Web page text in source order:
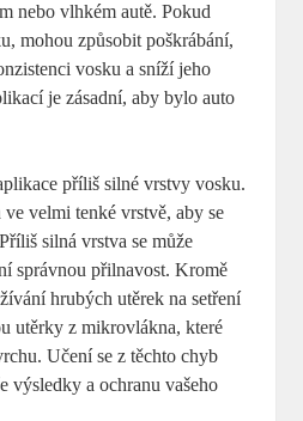
nebo vlhkém autě. Pokud
mohou způsobit poškrábání,
vosku a sníží jeho
je zásadní, aby bylo auto
příliš silné vrstvy vosku.
velmi tenké vrstvě, aby se
silná vrstva se může
správnou přilnavost. Kromě
hrubých utěrek na setření
utěrky z mikrovlákna, které
Učení se z těchto chyb
výsledky a ochranu vašeho